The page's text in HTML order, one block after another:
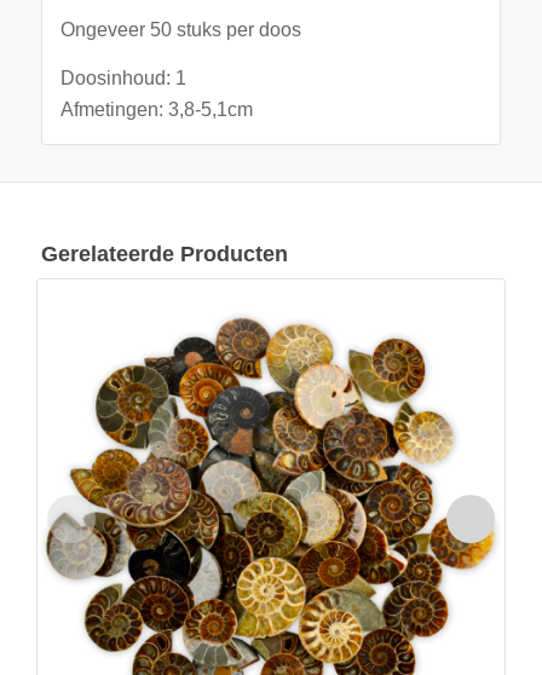
Ongeveer 50 stuks per doos
Doosinhoud: 1
Afmetingen: 3,8-5,1cm
Gerelateerde Producten